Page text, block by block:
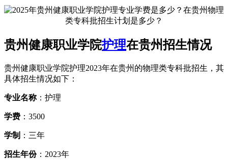
贵州健康职业学院护理在贵州招生情况
贵州健康职业学院护理2023年在贵州的物理类专科批招生，其
具体招生情况如下：
专业名称：护理
学费 ：3500
学制 ：三年
招生年份：2023年